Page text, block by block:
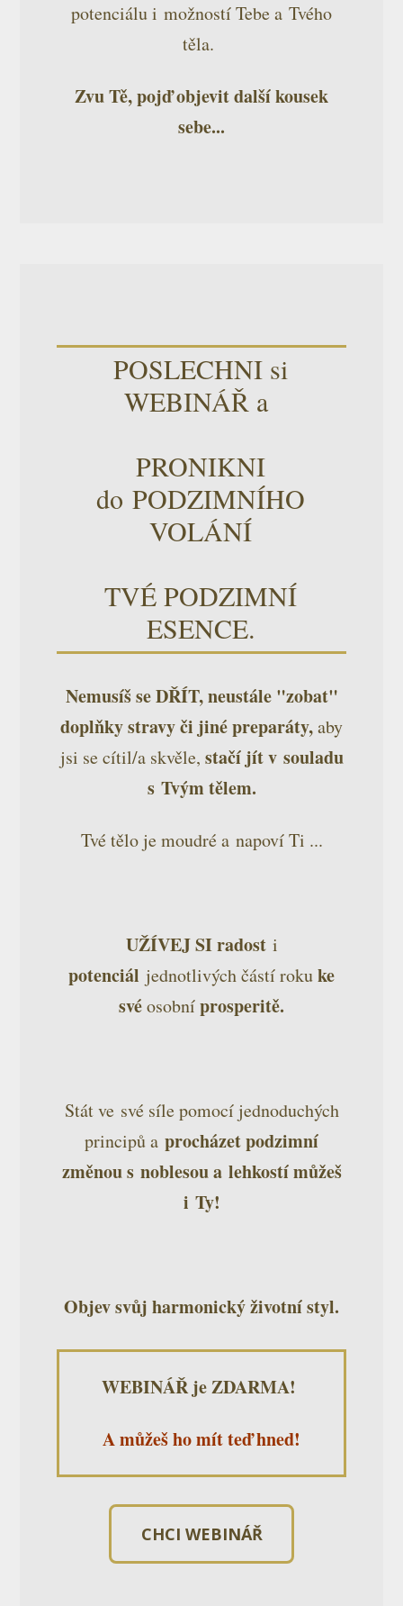
potenciálu i možností Tebe a Tvého
těla.
Zvu Tě, pojď objevit další kousek
sebe...
POSLECHNI si
WEBINÁŘ a
PRONIKNI
do PODZIMNÍHO
VOLÁNÍ
TVÉ PODZIMNÍ
ESENCE.
Nemusíš se DŘÍT, neustále "zobat"
doplňky stravy či jiné preparáty,aby
jsi se cítil/a skvěle, stačí jít v souladu
s Tvým tělem.
Tvé tělo je moudré a napoví Ti ...
UŽÍVEJ SIradosti
potenciál jednotlivých částí rokuke
svéosobníprosperitě.
Stát ve své síle pomocí jednoduchých
principů a procházet podzimní
změnou s noblesou a lehkostí můžeš
i Ty!
Objev svůj harmonický životní styl.
WEBINÁŘ je ZDARMA!
A můžeš ho mít teď hned!
CHCI WEBINÁŘ